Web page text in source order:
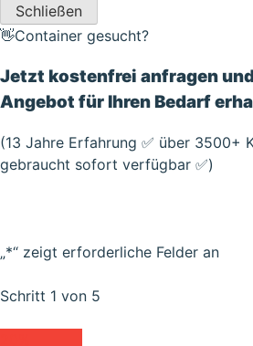
Schließen
👋Container gesucht?
Jetzt kostenfrei anfragen
Angebot für Ihren Bedarf
(13 Jahre Erfahrung ✅ über 3500+
gebraucht sofort verfügbar ✅)
„*“ zeigt erforderliche Felder an
Schritt 1 von 5